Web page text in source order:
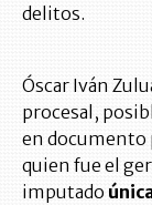
delitos.
Óscar Iván
procesal,
en documento
quien fue el
imputado